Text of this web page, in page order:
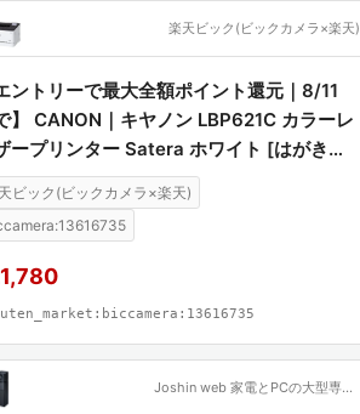
楽天ビック(ビックカメラ×楽天)
ントリーで最大全額ポイント還元｜8/11
】 CANON｜キヤノン LBP621C カラーレ
ープリンター Satera ホワイト [はがき〜
ビック(ビックカメラ×楽天)
Joshin web 家電とPCの大型専門店